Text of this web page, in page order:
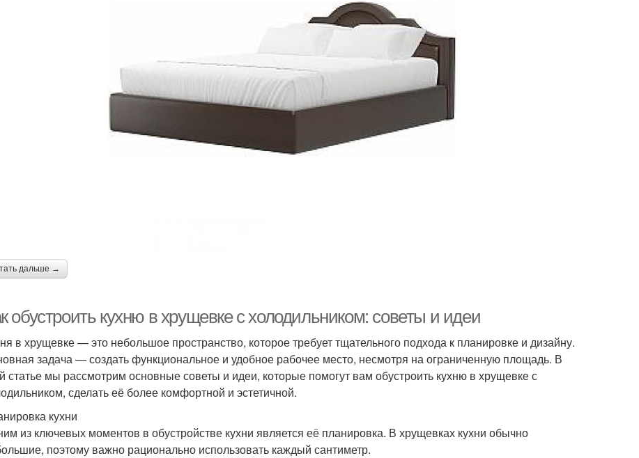
дальше →
обустроить кухню в хрущевке с холодильником: советы и идеи
в хрущевке — это небольшое пространство, которое требует тщательного подхода к планировке и дизайну.
задача — создать функциональное и удобное рабочее место, несмотря на ограниченную площадь. В
статье мы рассмотрим основные советы и идеи, которые помогут вам обустроить кухню в хрущевке с
сделать её более комфортной и эстетичной.
кухни
из ключевых моментов в обустройстве кухни является её планировка. В хрущевках кухни обычно
поэтому важно рационально использовать каждый сантиметр.